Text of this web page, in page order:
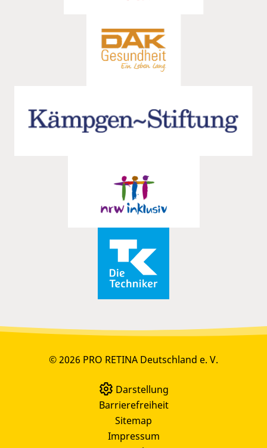
© 2026 PRO RETINA Deutschland e. V.
Darstellung
Barrierefreiheit
Sitemap
Impressum